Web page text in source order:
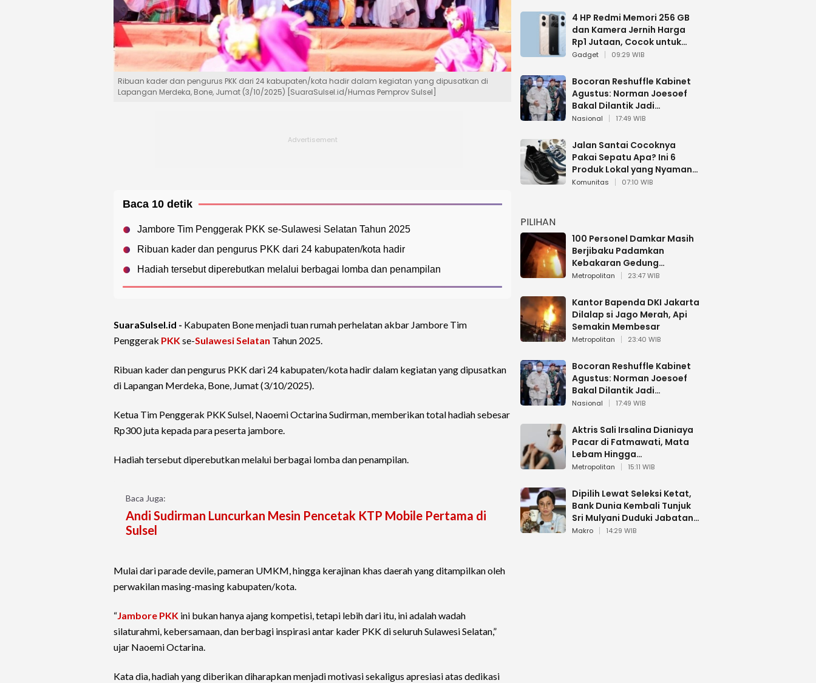
Ribuan kader dan pengurus PKK dari 24 kabupaten/kota hadir dalam kegiatan yang dipusatkan di
Lapangan Merdeka, Bone, Jumat (3/10/2025) [SuaraSulsel.id/Humas Pemprov Sulsel]
Baca 10 detik
Jambore Tim Penggerak PKK se-Sulawesi Selatan Tahun 2025
Ribuan kader dan pengurus PKK dari 24 kabupaten/kota hadir
Hadiah tersebut diperebutkan melalui berbagai lomba dan penampilan
SuaraSulsel.id - Kabupaten Bone menjadi tuan rumah perhelatan akbar Jambore Tim
Penggerak PKKse-Sulawesi Selatan Tahun 2025.
Ribuan kader dan pengurus PKK dari 24 kabupaten/kota hadir dalam kegiatan yang dipusatkan
di Lapangan Merdeka, Bone, Jumat (3/10/2025).
Ketua Tim Penggerak PKK Sulsel, Naoemi Octarina Sudirman, memberikan total hadiah sebesar
Rp300 juta kepada para peserta jambore.
Hadiah tersebut diperebutkan melalui berbagai lomba dan penampilan.
Baca Juga:
Andi Sudirman Luncurkan Mesin Pencetak KTP Mobile Pertama di
Sulsel
Mulai dari parade devile, pameran UMKM, hingga kerajinan khas daerah yang ditampilkan oleh
perwakilan masing-masing kabupaten/kota.
“Jambore PKK ini bukan hanya ajang kompetisi, tetapi lebih dari itu, ini adalah wadah
silaturahmi, kebersamaan, dan berbagi inspirasi antar kader PKK di seluruh Sulawesi Selatan,”
ujar Naoemi Octarina.
Kata dia, hadiah yang diberikan diharapkan menjadi motivasi sekaligus apresiasi atas dedikasi
4 HP Redmi Memori 256 GB
dan Kamera Jernih Harga
Rp1 Jutaan, Cocok untuk
Multitasking
Gadget 09:29 WIB
Bocoran Reshuffle Kabinet
Agustus: Norman Joesoef
Bakal Dilantik Jadi
Wamenhan RI
Nasional 17:49 WIB
Jalan Santai Cocoknya
Pakai Sepatu Apa? Ini 6
Produk Lokal yang Nyaman
Buat 17 Agustusan
Komunitas 07:10 WIB
PILIHAN
100 Personel Damkar Masih
Berjibaku Padamkan
Kebakaran Gedung
Bapenda DKI
Metropolitan 23:47 WIB
Kantor Bapenda DKI Jakarta
Dilalap si Jago Merah, Api
Semakin Membesar
Metropolitan 23:40 WIB
Bocoran Reshuffle Kabinet
Agustus: Norman Joesoef
Bakal Dilantik Jadi
Wamenhan RI
Nasional 17:49 WIB
Aktris Sali Irsalina Dianiaya
Pacar di Fatmawati, Mata
Lebam Hingga
Diselamatkan Polantas
Metropolitan 15:11 WIB
Dipilih Lewat Seleksi Ketat,
Bank Dunia Kembali Tunjuk
Sri Mulyani Duduki Jabatan
Strategis
Makro 14:29 WIB